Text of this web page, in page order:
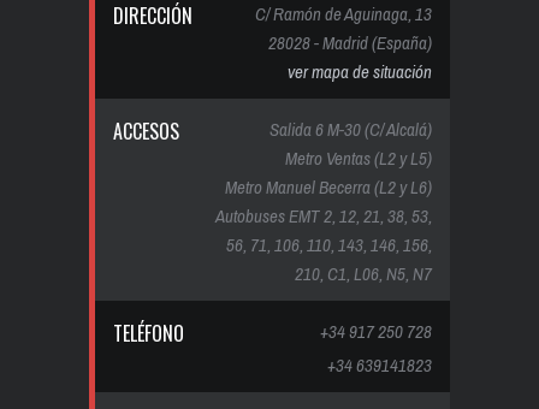
DIRECCIÓN
C/ Ramón de Aguinaga, 13
28028 - Madrid (España)
ver mapa de situación
ACCESOS
Salida 6 M-30 (C/ Alcalá)
Metro Ventas (L2 y L5)
Metro Manuel Becerra (L2 y L6)
Autobuses EMT 2, 12, 21, 38, 53,
56, 71, 106, 110, 143, 146, 156,
210, C1, L06, N5, N7
TELÉFONO
+34 917 250 728
+34 639141823